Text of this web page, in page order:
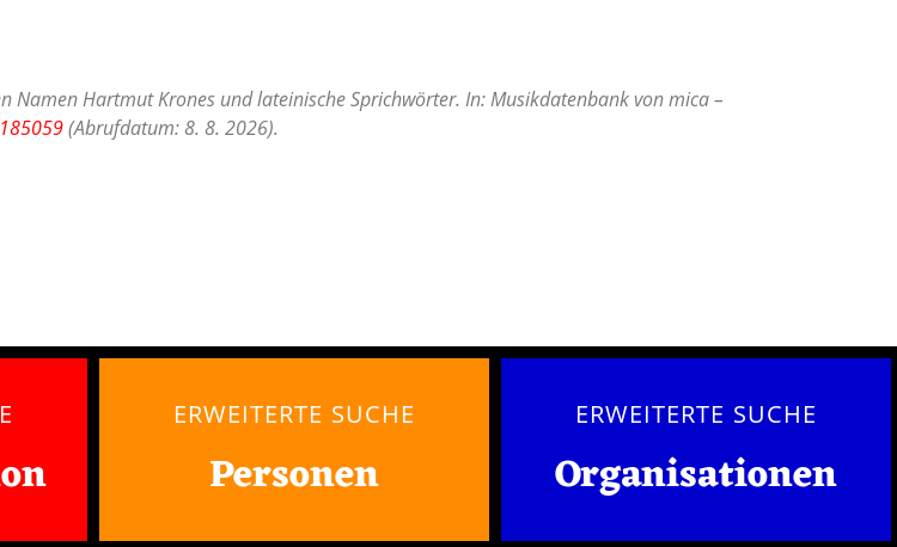
Hartmut Krones und lateinische Sprichwörter. In: Musikdatenbank von mica –
(Abrufdatum: 8. 8. 2026).
ERWEITERTE SUCHE
Personen
ERWEITERTE SUCHE
Organisationen